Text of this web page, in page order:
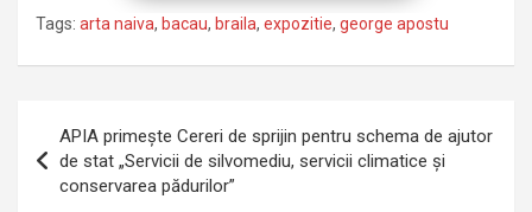
Tags: arta naiva, bacau, braila, expozitie, george apostu
în
articole
APIA primește Cereri de sprijin pentru schema de ajutor
de stat „Servicii de silvomediu, servicii climatice și
conservarea pădurilor”